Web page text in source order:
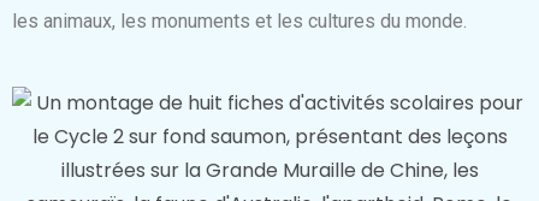
les animaux, les monuments et les cultures du monde.